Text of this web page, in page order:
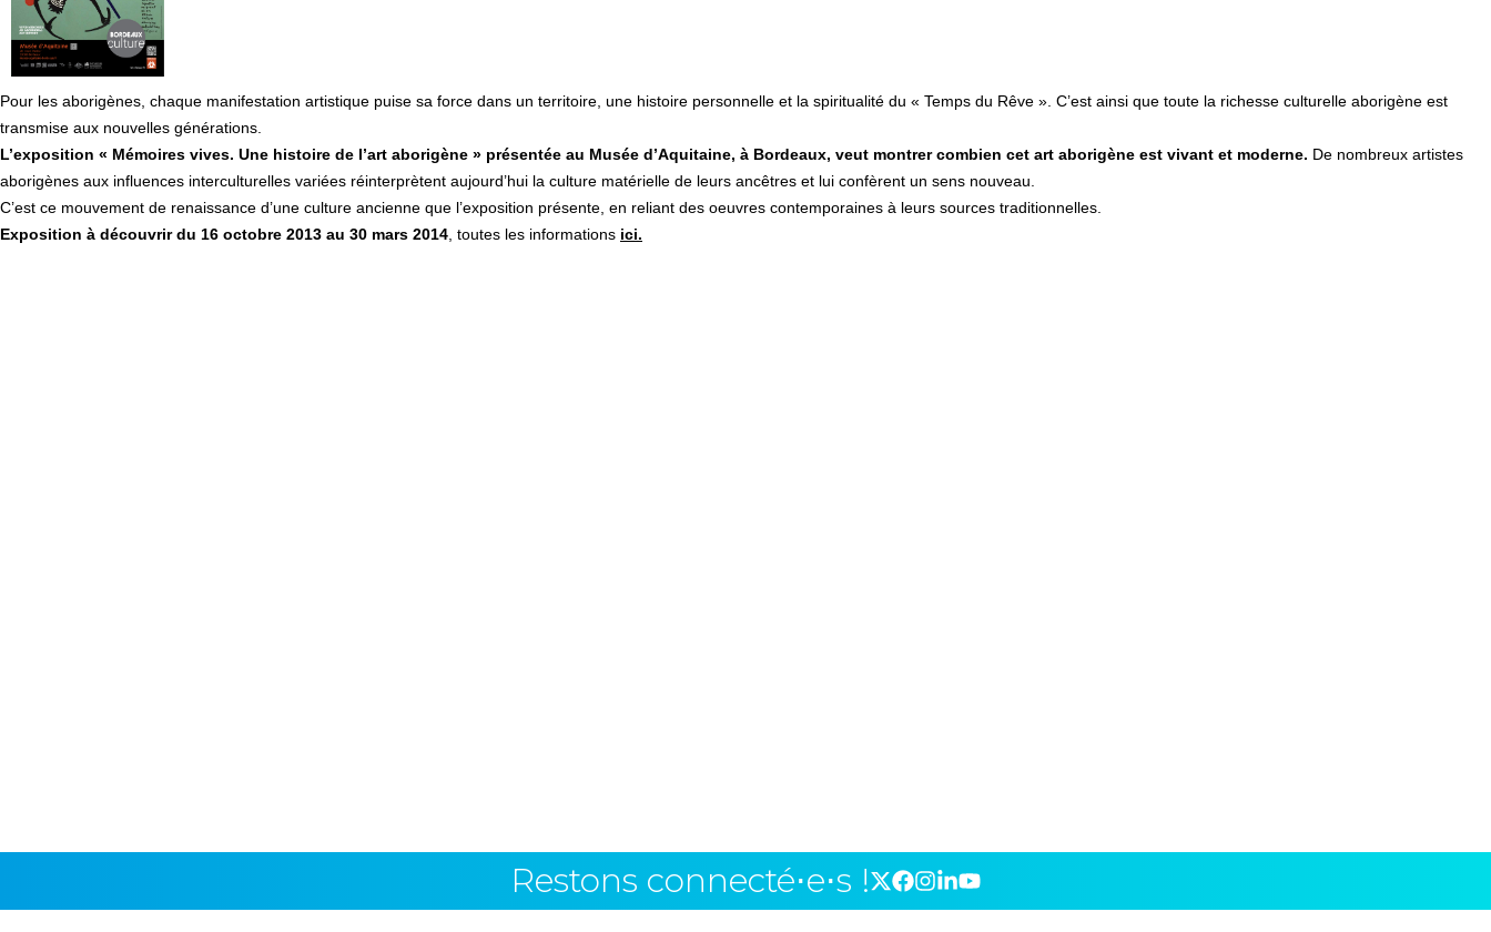
Pour les aborigènes, chaque manifestation artistique puise sa force dans un territoire, une histoire personnelle et la spiritualité du « Temps du Rêve ». C’est ainsi que toute la richesse culturelle aborigène est
transmise aux nouvelles générations.
L’exposition « Mémoires vives. Une histoire de l’art aborigène » présentée au Musée d’Aquitaine, à Bordeaux, veut montrer combien cet art aborigène est vivant et moderne. De nombreux artistes
aborigènes aux influences interculturelles variées réinterprètent aujourd’hui la culture matérielle de leurs ancêtres et lui confèrent un sens nouveau.
C’est ce mouvement de renaissance d’une culture ancienne que l’exposition présente, en reliant des oeuvres contemporaines à leurs sources traditionnelles.
Exposition à découvrir du 16 octobre 2013 au 30 mars 2014 , toutes les informations ici.
Restons connecté⋅e⋅s !